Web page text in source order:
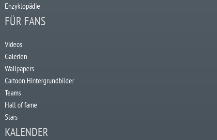
Enzyklopädie
FÜR FANS
Videos
Galerien
Wallpapers
Cartoon Hintergrundbilder
Teams
Hall of fame
Stars
KALENDER